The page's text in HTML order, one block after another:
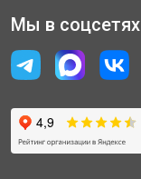
Мы в соцсетях